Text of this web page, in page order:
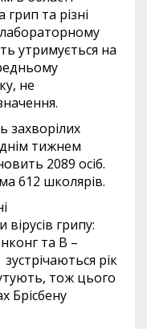
та різні
лабораторному
утримується на
не
захворілих
тижнем
2089 осіб.
612 школярів.
грипу:
та B –
рік
тож цього
Брісбену